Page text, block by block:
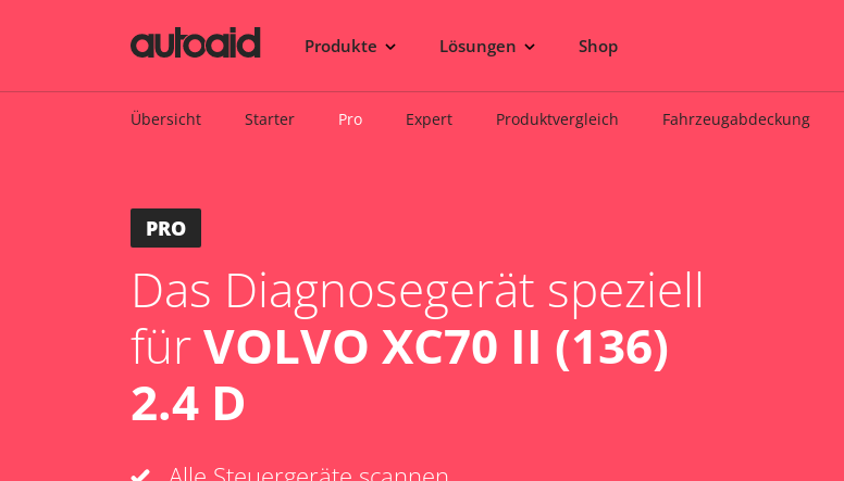
Produkte Lösungen Shop
Übersicht Starter Pro Expert Produktvergleich Fahrzeugabdeckung
PRO
Das Diagnosegerät speziell
fürVOLVO XC70 II (136)
2.4 D